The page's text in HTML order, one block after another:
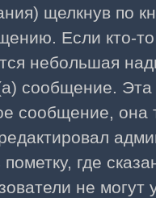
щелкнув по
Если кто-
небольшая
сообщение. Эта
сообщение, она
где
не могут